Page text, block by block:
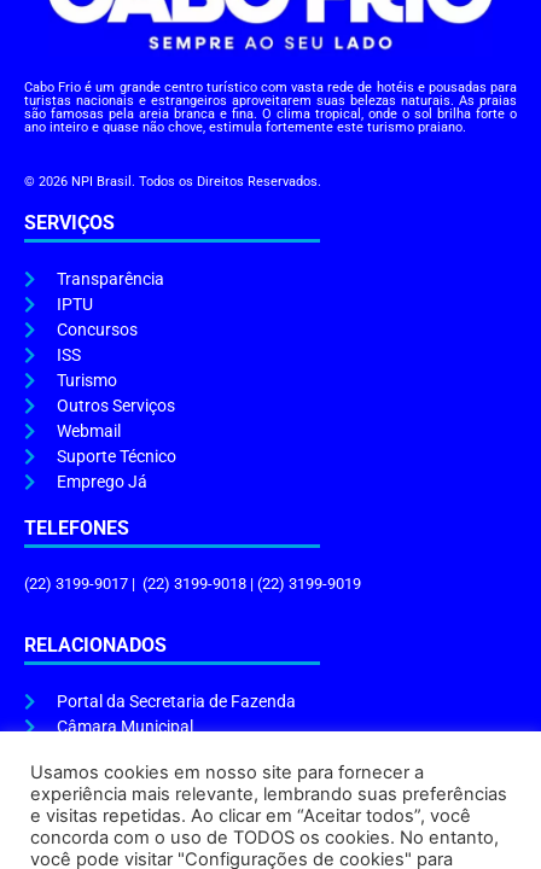
Cabo Frio é um grande centro turístico com vasta rede de hotéis e pousadas para
turistas nacionais e estrangeiros aproveitarem suas belezas naturais. As praias
são famosas pela areia branca e fina. O clima tropical, onde o sol brilha forte o
ano inteiro e quase não chove, estimula fortemente este turismo praiano.
© 2026 NPI Brasil. Todos os Direitos Reservados.
SERVIÇOS
Transparência
IPTU
Concursos
ISS
Turismo
Outros Serviços
Webmail
Suporte Técnico
Emprego Já
TELEFONES
(22) 3199-9017 | (22) 3199-9018 | (22) 3199-9019
RELACIONADOS
Portal da Secretaria de Fazenda
Câmara Municipal
ENDEREÇO E HORÁRIO
Endereço:Praça Tiradentes, s/n – Centro, Cabo Frio – RJ, 28906-290
Usamos cookies em nosso site para fornecer a
experiência mais relevante, lembrando suas preferências
e visitas repetidas. Ao clicar em “Aceitar todos”, você
concorda com o uso de TODOS os cookies. No entanto,
você pode visitar "Configurações de cookies" para